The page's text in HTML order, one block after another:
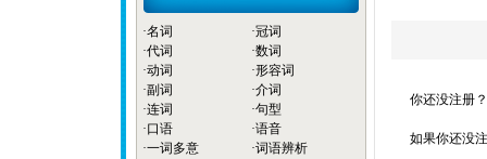
·名词 ·冠词
·代词 ·数词
·动词 ·形容词
·副词 ·介词
·连词 ·句型
·口语 ·语音
·一词多意 ·词语辨析
你还没注册？
如果你还没